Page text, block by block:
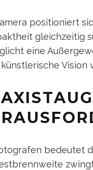
positioniert
gleichzeitig
eine
Vision
bedeutet